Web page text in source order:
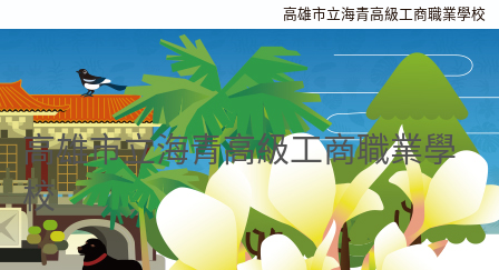
高雄市立海青高級工商職業學校
高雄市立海青高級工商職業學
校